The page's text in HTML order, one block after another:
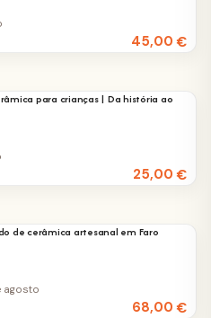
45,00€
para crianças | Da história ao
25,00€
de cerâmica artesanal em Faro
68,00€
agosto